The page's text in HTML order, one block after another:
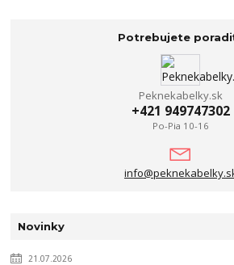
Potrebujete
Peknekabelky.sk
+421 949747302
Po-Pia 10-16
Novinky
21.07.2026